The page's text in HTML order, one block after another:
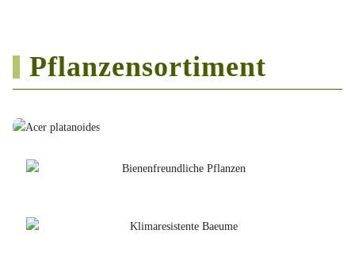
Pflanzensortiment